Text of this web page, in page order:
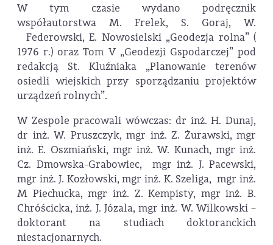
W tym czasie wydano podręcznik
współautorstwa M. Frelek, S. Goraj, W.
Federowski, E. Nowosielski „Geodezja rolna” (
1976 r.) oraz Tom V „Geodezji Gspodarczej” pod
redakcją St. Kluźniaka „Planowanie terenów
osiedli wiejskich przy sporządzaniu projektów
urządzeń rolnych”.
W Zespole pracowali wówczas: dr inż. H. Dunaj,
dr inż. W. Pruszczyk, mgr inż. Z. Żurawski, mgr
inż. E. Oszmiański, mgr inż. W. Kunach, mgr inż.
Cz. Dmowska-Grabowiec, mgr inż. J. Pacewski,
mgr inż. J. Kozłowski, mgr inż. K. Szeliga, mgr inż.
M Piechucka, mgr inż. Z. Kempisty, mgr inż. B.
Chróścicka, inż. J. Józala, mgr inż. W. Wilkowski –
doktorant na studiach doktoranckich
niestacjonarnych.